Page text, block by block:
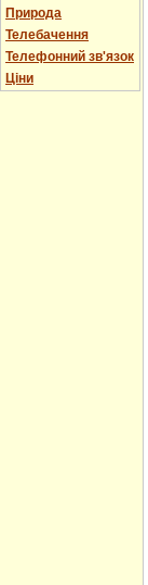
Природа
Телебачення
Телефонний зв'язок
Ціни